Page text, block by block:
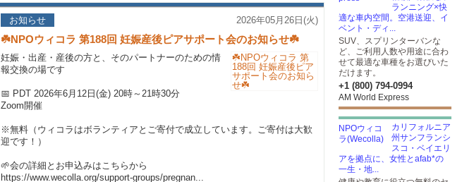
お知らせ 2026年05月26日(火)
☘️NPOウィコラ 第188回 妊娠産後ピアサポート会のお知らせ☘️
妊娠・出産・産後の方と、そのパートナーのための情
報交換の場です
📅 PDT 2026年6月12日(金) 20時～21時30分
Zoom開催
※無料（ウィコラはボランティアとご寄付で成立しています。ご寄付は大歓
迎です！）
🌱会の詳細とお申込みはこちらから
https://www.wecolla.org/support-groups/pregnan...
ランニング×快
適な車内空間。空港送迎、イ
ベント・ディ...
SUV、スプリンターバンな
ど、ご利用人数や用途に合わ
せて最適な車種をお選びいた
だけます。
+1 (800) 794-0994
AM World Express
カリフォルニア
州サンフランシ
スコ・ベイエリ
アを拠点に、女性とafab*の
一生・地...